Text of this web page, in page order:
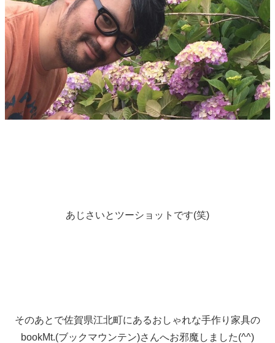
あじさいとツーショットです(笑)
そのあとで佐賀県江北町にあるおしゃれな手作り家具の
bookMt.(ブックマウンテン)さんへお邪魔しました(^^)